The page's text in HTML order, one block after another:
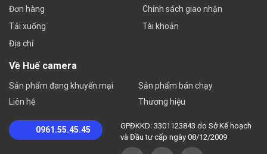
Đơn hàng
Tải xuống
Địa chỉ
Chính sách giao nhận
Tài khoản
Về Huế camera
Sản phẩm đang khuyến mại
Liên hệ
Sản phẩm bán chạy
Thương hiệu
0961.55.45.45
GPĐKKD: 3301123843 do Sở Kế hoạch
và Đầu tư cấp ngày 08/12/2009